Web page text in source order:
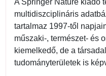
multidiszciplináris
tartalmaz 1997-től
műszaki-, természet- és
kiemelkedő, de a
tudományterületek is